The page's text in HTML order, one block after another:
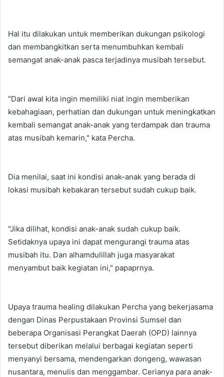
Hal itu dilakukan untuk memberikan dukungan psikologi
dan membangkitkan serta menumbuhkan kembali
semangat anak-anak pasca terjadinya musibah tersebut.
"Dari awal kita ingin memiliki niat ingin memberikan
kebahagiaan, perhatian dan dukungan untuk meningkatkan
kembali semangat anak-anak yang terdampak dan trauma
atas musibah kemarin," kata Percha.
Dia menilai, saat ini kondisi anak-anak yang berada di
lokasi musibah kebakaran tersebut sudah cukup baik.
"Jika dilihat, kondisi anak-anak sudah cukup baik.
Setidaknya upaya ini dapat mengurangi trauma atas
musibah itu. Dan alhamdulillah juga masyarakat
menyambut baik kegiatan ini," papaprnya.
Upaya trauma healing dilakukan Percha yang bekerjasama
dengan Dinas Perpustakaan Provinsi Sumsel dan
beberapa Organisasi Perangkat Daerah (OPD) lainnya
tersebut diberikan melalui berbagai kegiatan seperti
menyanyi bersama, mendengarkan dongeng, wawasan
nusantara, menulis dan menggambar. Cerianya para anak-